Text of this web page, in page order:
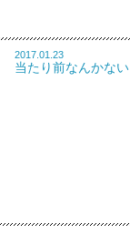
2017.01.23
当たり前なんかない